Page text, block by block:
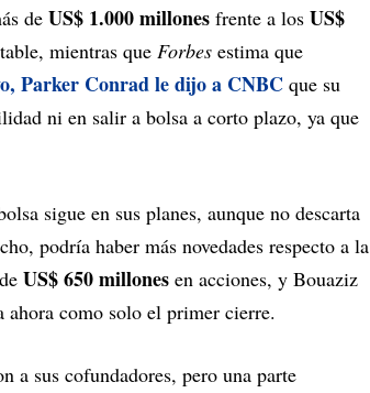
de US$ 1.000 millones frente a los US$
mientras que Forbes estima que
Parker Conrad le dijo a CNBC que su
ni en salir a bolsa a corto plazo, ya que
sigue en sus planes, aunque no descarta
podría haber más novedades respecto a la
US$ 650 millones en acciones, y Bouaziz
ahora como solo el primer cierre.
a sus cofundadores, pero una parte